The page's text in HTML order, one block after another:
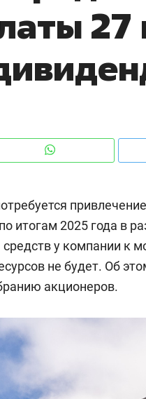
итогам 2025 года в
средств у компании к
не будет. Об
акционеров.
надо знать аксакалов и
Оман?
150 камер
ID вместо